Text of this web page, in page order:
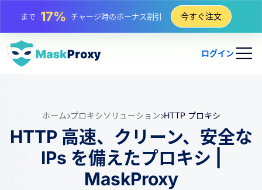
まで25%静的 IP 購入の割引
まで 81%
今すぐ注文
ログイン
ホーム プロキシソリューション HTTP プロキシ
HTTP 高速、クリーン、安全な
IPs を備えたプロキシ |
MaskProxy